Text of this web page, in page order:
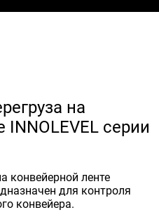
на
серии
конвейерной ленте
для контроля
конвейера.